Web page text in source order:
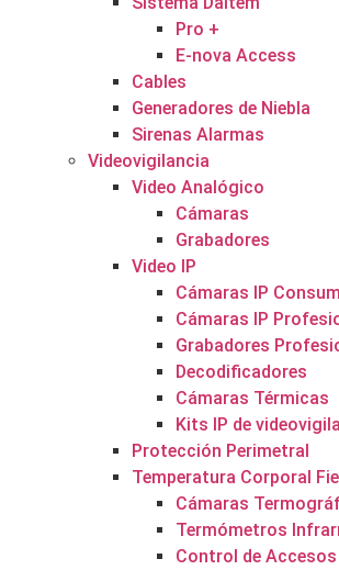
Pro +
E-nova Access
Cables
Generadores de Niebla
Sirenas Alarmas
Videovigilancia
Video Analógico
Cámaras
Grabadores
Video IP
Cámaras IP
Cámaras IP
Grabadores
Decodificadores
Cámaras Térmicas
Kits IP de
Protección Perimetral
Temperatura Corporal
Cámaras
Termómetros
Control de Accesos